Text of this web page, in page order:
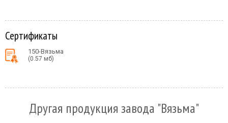
Сертификаты
150-Вязьма
(0.57 мб)
Другая продукция завода "Вязьма"